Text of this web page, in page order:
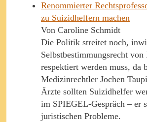
Renommierter
zu Suizidhelfern machen
Von Caroline Schmidt
Die Politik streitet noch,
Selbstbestimmungsrecht von
respektiert werden muss, da
Medizinrechtler Jochen
Ärzte sollten Suizidhelfer
im SPIEGEL-Gespräch – er
juristischen Probleme.